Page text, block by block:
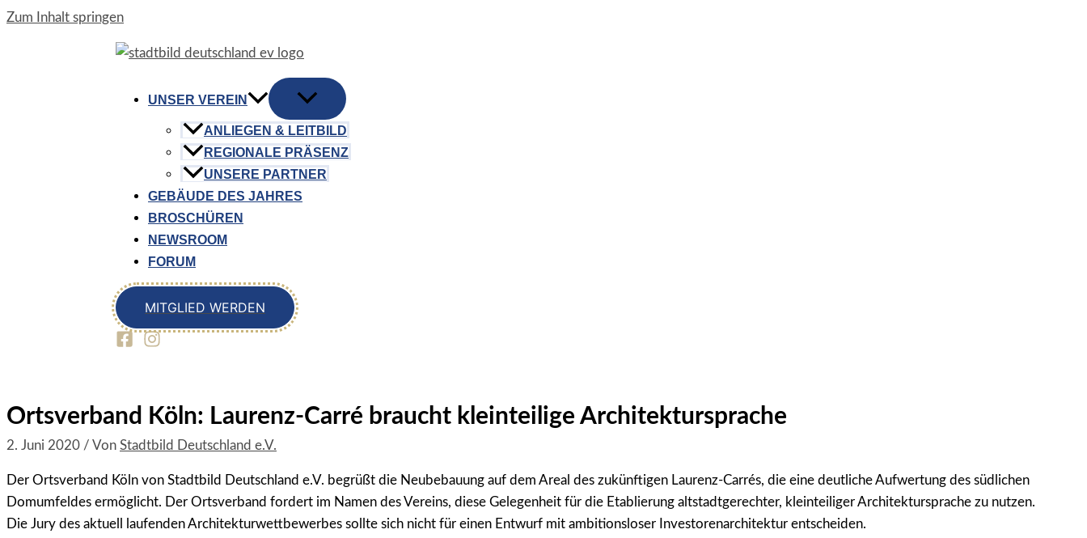
Zum Inhalt springen
UNSER VEREIN
ANLIEGEN & LEITBILD
REGIONALE PRÄSENZ
UNSERE PARTNER
GEBÄUDE DES JAHRES
BROSCHÜREN
NEWSROOM
FORUM
MITGLIED WERDEN
Ortsverband Köln: Laurenz-Carré braucht kleinteilige Architektursprache
2. Juni 2020 / Von Stadtbild Deutschland e.V.
Der Ortsverband Köln von Stadtbild Deutschland e.V. begrüßt die Neubebauung auf dem Areal des zukünftigen Laurenz-Carrés, die eine deutliche Aufwertung des südlichen
Domumfeldes ermöglicht. Der Ortsverband fordert im Namen des Vereins, diese Gelegenheit für die Etablierung altstadtgerechter, kleinteiliger Architektursprache zu nutzen.
Die Jury des aktuell laufenden Architekturwettbewerbes sollte sich nicht für einen Entwurf mit ambitionsloser Investorenarchitektur entscheiden.